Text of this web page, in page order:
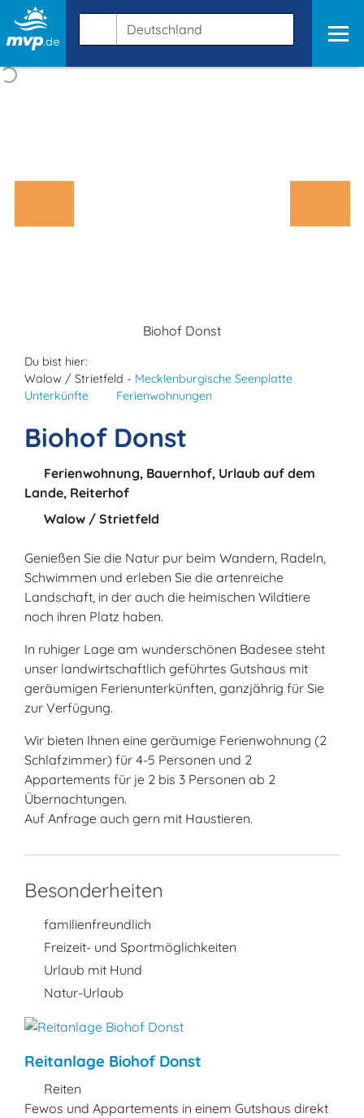
Biohof Donst
Du bist hier:
Walow / Strietfeld - Mecklenburgische Seenplatte
Unterkünfte
Ferienwohnungen
Biohof Donst
Ferienwohnung, Bauernhof, Urlaub auf dem
Lande, Reiterhof
Walow / Strietfeld
Genießen Sie die Natur pur beim Wandern, Radeln,
Schwimmen und erleben Sie die artenreiche
Landschaft, in der auch die heimischen Wildtiere
noch ihren Platz haben.
In ruhiger Lage am wunderschönen Badesee steht
unser landwirtschaftlich geführtes Gutshaus mit
geräumigen Ferienunterkünften, ganzjährig für Sie
zur Verfügung.
Wir bieten Ihnen eine geräumige Ferienwohnung (2
Schlafzimmer) für 4-5 Personen und 2
Appartements für je 2 bis 3 Personen ab 2
Übernachtungen.
Auf Anfrage auch gern mit Haustieren.
Besonderheiten
familienfreundlich
Freizeit- und Sportmöglichkeiten
Urlaub mit Hund
Natur-Urlaub
Reitanlage Biohof Donst
Reiten
Fewos und Appartements in einem Gutshaus direkt